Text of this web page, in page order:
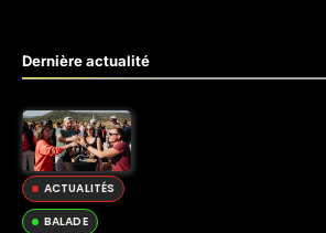
Dernière actualité
ACTUALITÉS
BALADE